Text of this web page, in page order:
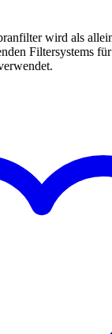
wird als
Filtersystems